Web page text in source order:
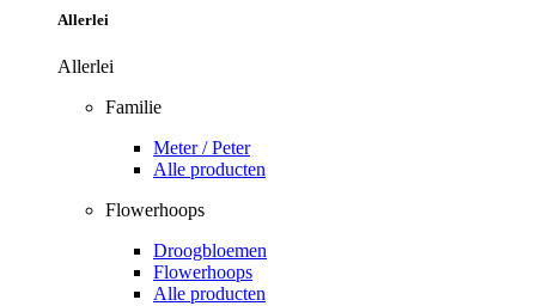
Allerlei
Allerlei
Familie
Meter / Peter
Alle producten
Flowerhoops
Droogbloemen
Flowerhoops
Alle producten